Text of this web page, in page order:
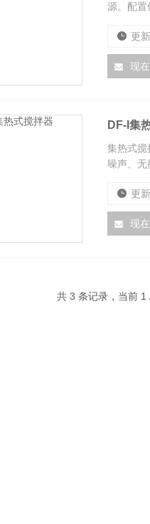
源。配置
更
现
DF-I集
集热式搅
噪声、无
更
现
共 3 条记录，当前